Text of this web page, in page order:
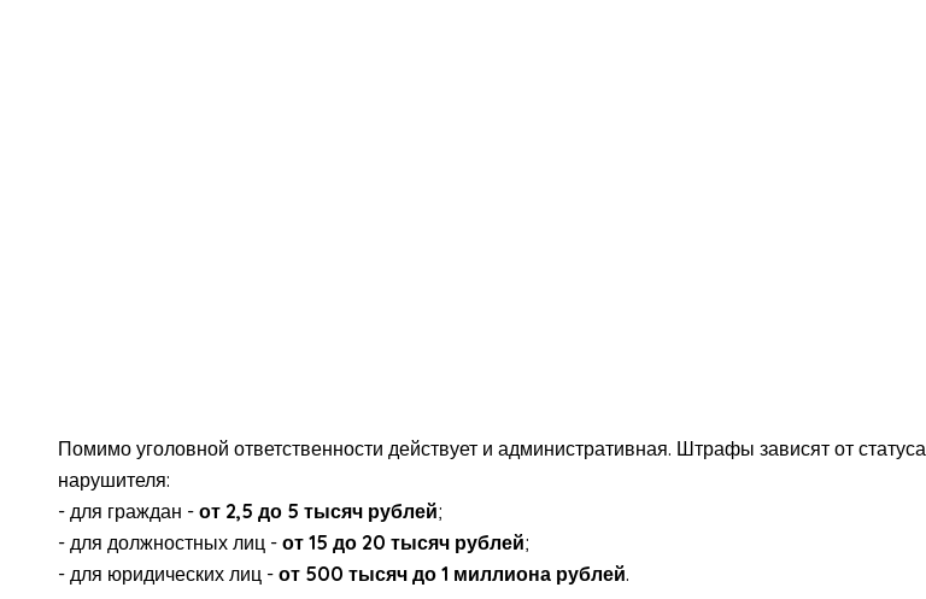
Помимо уголовной ответственности действует и административная. Штрафы зависят от статуса
нарушителя:
- для граждан - от 2,5 до 5 тысяч рублей;
- для должностных лиц - от 15 до 20 тысяч рублей;
- для юридических лиц - от 500 тысяч до 1 миллиона рублей.